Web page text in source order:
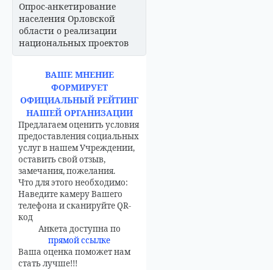
Опрос-анкетирование
населения Орловской
области о реализации
национальных проектов
ВАШЕ МНЕНИЕ
ФОРМИРУЕТ
ОФИЦИАЛЬНЫЙ РЕЙТИНГ
НАШЕЙ ОРГАНИЗАЦИИ
Предлагаем оценить условия
предоставления социальных
услуг в нашем Учреждении,
оставить свой отзыв,
замечания, пожелания.
Что для этого необходимо:
Наведите камеру Вашего
телефона и сканируйте QR-
код
Анкета доступна по
прямой ссылке
Ваша оценка поможет нам
стать лучше!!!